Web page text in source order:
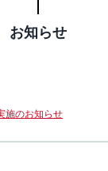
お知らせ
施のお知らせ